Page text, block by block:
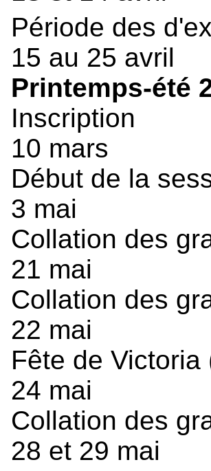
Période des
15 au 25 avril
Printemps-été
Inscription
10 mars
Début de la
3 mai
Collation des
21 mai
Collation des
22 mai
Fête de Victoria
24 mai
Collation des
28 et 29 mai